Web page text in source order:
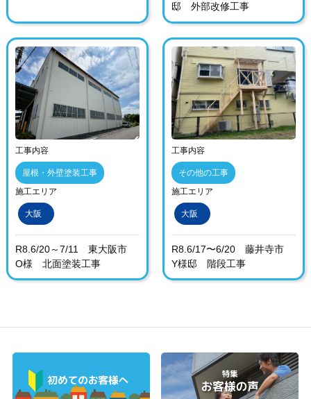
邸 外部改修工事
工事内容
屋根・外壁塗装工事
施工エリア
大阪
R8.6/20～7/11 東大阪市
O様 北面塗装工事
工事内容
その他の工事
施工エリア
大阪
R8.6/17〜6/20 藤井寺市
Y様邸 階段工事